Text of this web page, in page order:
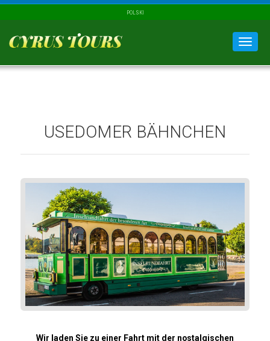
POLSKI
Menu
USEDOMER BÄHNCHEN
Wir laden Sie zu einer Fahrt mit der nostalgischen